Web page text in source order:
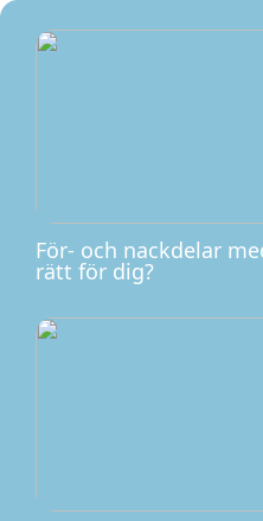
För- och nackdelar
rätt för dig?